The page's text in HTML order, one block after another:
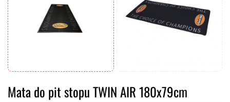
Mata do pit stopu TWIN AIR 180x79cm